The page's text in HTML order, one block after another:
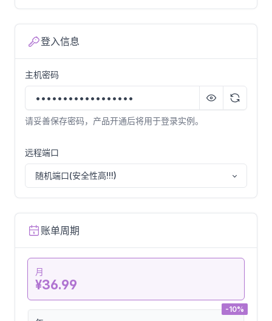
Rocky Linux 10.0
AlmaLinux-9.2-x64
OpenEuler
登入信息
主机密码
请妥善保存密码，产品开通后将用于登录实例。
远程端口
随机端口(安全性高!!!)
账单周期
月
¥36.99
-10%